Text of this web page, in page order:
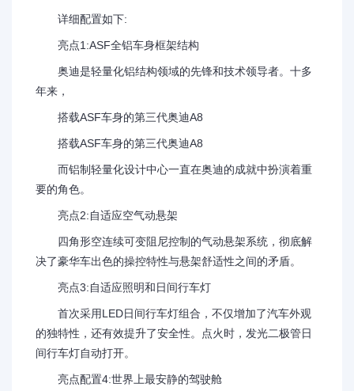
详细配置如下:
亮点1:ASF全铝车身框架结构
奥迪是轻量化铝结构领域的先锋和技术领导者。十多
年来，
搭载ASF车身的第三代奥迪A8
搭载ASF车身的第三代奥迪A8
而铝制轻量化设计中心一直在奥迪的成就中扮演着重
要的角色。
亮点2:自适应空气动悬架
四角形空连续可变阻尼控制的气动悬架系统，彻底解
决了豪华车出色的操控特性与悬架舒适性之间的矛盾。
亮点3:自适应照明和日间行车灯
首次采用LED日间行车灯组合，不仅增加了汽车外观
的独特性，还有效提升了安全性。点火时，发光二极管日
间行车灯自动打开。
亮点配置4:世界上最安静的驾驶舱